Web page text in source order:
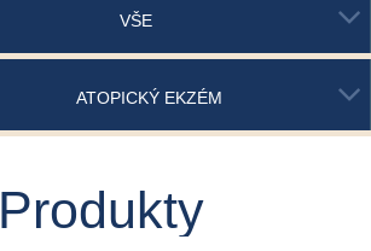
VŠE
ATOPICKÝ EKZÉM
Produkty